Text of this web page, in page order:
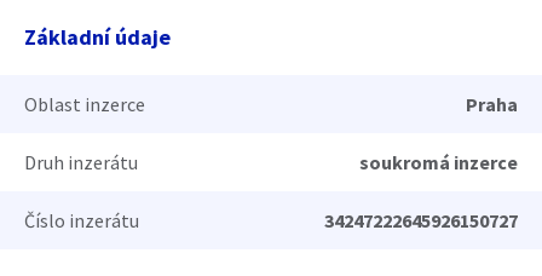
Základní údaje
Oblast inzerce Praha
Druh inzerátu soukromá inzerce
Číslo inzerátu 34247222645926150727